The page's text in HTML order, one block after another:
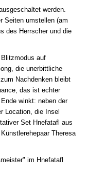
werden.
Seiten umstellen (am
des Herrscher und die
auf
die unerbittliche
Nachdenken bleibt
das ist echter
winkt: neben der
Location, die Insel
Set Hnefatafl aus
Theresa
im Hnefatafl